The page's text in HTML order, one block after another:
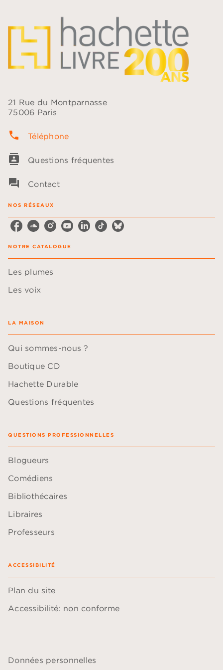
21 Rue du Montparnasse
75006 Paris
phone Téléphone
contacts Questions fréquentes
question_answer Contact
NOS RÉSEAUX
NOTRE CATALOGUE
Les plumes
Les voix
LA MAISON
Qui sommes-nous ?
Boutique CD
Hachette Durable
Questions fréquentes
QUESTIONS PROFESSIONNELLES
Blogueurs
Comédiens
Bibliothécaires
Libraires
Professeurs
ACCESSIBILITÉ
Plan du site
Accessibilité: non conforme
Données personnelles